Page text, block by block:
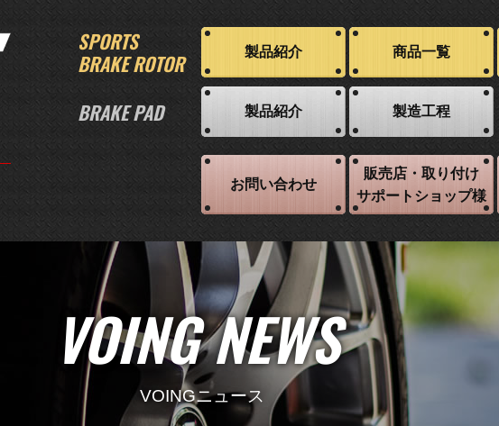
SPORTS
BRAKE ROTOR
製品紹介 商品一覧
BRAKE PAD 製品紹介 製造工程
お問い合わせ
販売店・取り付け
サポートショップ様
VOING NEWS
VOINGニュース